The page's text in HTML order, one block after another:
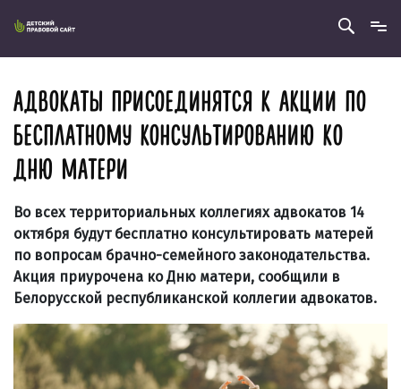
АДВОКАТЫ ПРИСОЕДИНЯТСЯ К АКЦИИ ПО
БЕСПЛАТНОМУ КОНСУЛЬТИРОВАНИЮ КО
ДНЮ МАТЕРИ
Во всех территориальных коллегиях адвокатов 14
октября будут бесплатно консультировать матерей
по вопросам брачно-семейного законодательства.
Акция приурочена ко Дню матери, сообщили в
Белорусской республиканской коллегии адвокатов.